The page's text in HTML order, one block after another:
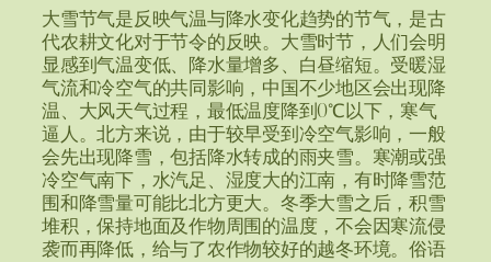
大雪节气是反映气温与降水变化趋势的节气，是古
代农耕文化对于节令的反映。大雪时节，人们会明
显感到气温变低、降水量增多、白昼缩短。受暖湿
气流和冷空气的共同影响，中国不少地区会出现降
温、大风天气过程，最低温度降到0℃以下，寒气
逼人。北方来说，由于较早受到冷空气影响，一般
会先出现降雪，包括降水转成的雨夹雪。寒潮或强
冷空气南下，水汽足、湿度大的江南，有时降雪范
围和降雪量可能比北方更大。冬季大雪之后，积雪
堆积，保持地面及作物周围的温度，不会因寒流侵
袭而再降低，给与了农作物较好的越冬环境。俗语